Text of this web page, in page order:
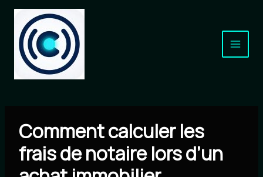
Aller
contenu
Comment calculer les
frais de notaire lors d’un